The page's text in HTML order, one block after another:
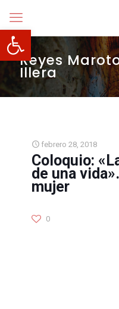
Abrir barra de herramientas
Reyes
Illera
febrero 28, 2018
Coloquio:
de una
mujer
0